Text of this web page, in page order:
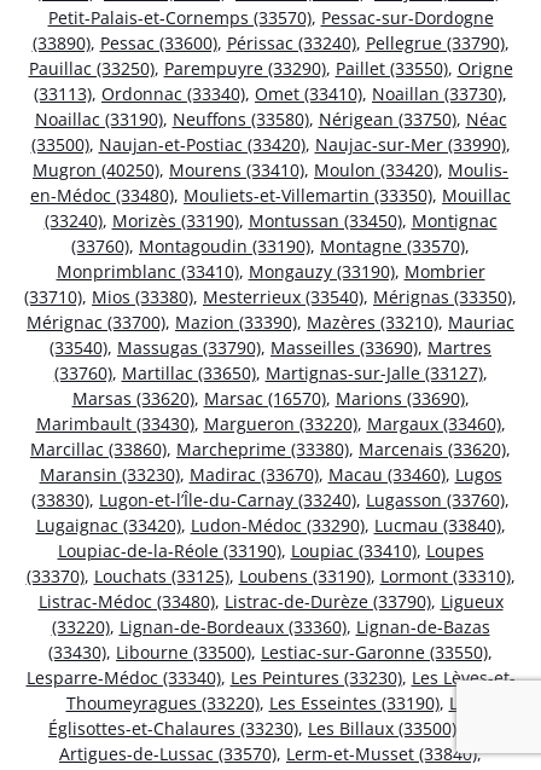
Petit-Palais-et-Cornemps (33570), Pessac-sur-Dordogne
(33890), Pessac (33600), Périssac (33240), Pellegrue (33790),
Pauillac (33250), Parempuyre (33290), Paillet (33550), Origne
(33113), Ordonnac (33340), Omet (33410), Noaillan (33730),
Noaillac (33190), Neuffons (33580), Nérigean (33750), Néac
(33500), Naujan-et-Postiac (33420), Naujac-sur-Mer (33990),
Mugron (40250), Mourens (33410), Moulon (33420), Moulis-
en-Médoc (33480), Mouliets-et-Villemartin (33350), Mouillac
(33240), Morizès (33190), Montussan (33450), Montignac
(33760), Montagoudin (33190), Montagne (33570),
Monprimblanc (33410), Mongauzy (33190), Mombrier
(33710), Mios (33380), Mesterrieux (33540), Mérignas (33350),
Mérignac (33700), Mazion (33390), Mazères (33210), Mauriac
(33540), Massugas (33790), Masseilles (33690), Martres
(33760), Martillac (33650), Martignas-sur-Jalle (33127),
Marsas (33620), Marsac (16570), Marions (33690),
Marimbault (33430), Margueron (33220), Margaux (33460),
Marcillac (33860), Marcheprime (33380), Marcenais (33620),
Maransin (33230), Madirac (33670), Macau (33460), Lugos
(33830), Lugon-et-l’Île-du-Carnay (33240), Lugasson (33760),
Lugaignac (33420), Ludon-Médoc (33290), Lucmau (33840),
Loupiac-de-la-Réole (33190), Loupiac (33410), Loupes
(33370), Louchats (33125), Loubens (33190), Lormont (33310),
Listrac-Médoc (33480), Listrac-de-Durèze (33790), Ligueux
(33220), Lignan-de-Bordeaux (33360), Lignan-de-Bazas
(33430), Libourne (33500), Lestiac-sur-Garonne (33550),
Lesparre-Médoc (33340), Les Peintures (33230), Les Lèves-et-
Thoumeyragues (33220), Les Esseintes (33190), Les
Églisottes-et-Chalaures (33230), Les Billaux (33500)
Artigues-de-Lussac (33570), Lerm-et-Musset (33840),